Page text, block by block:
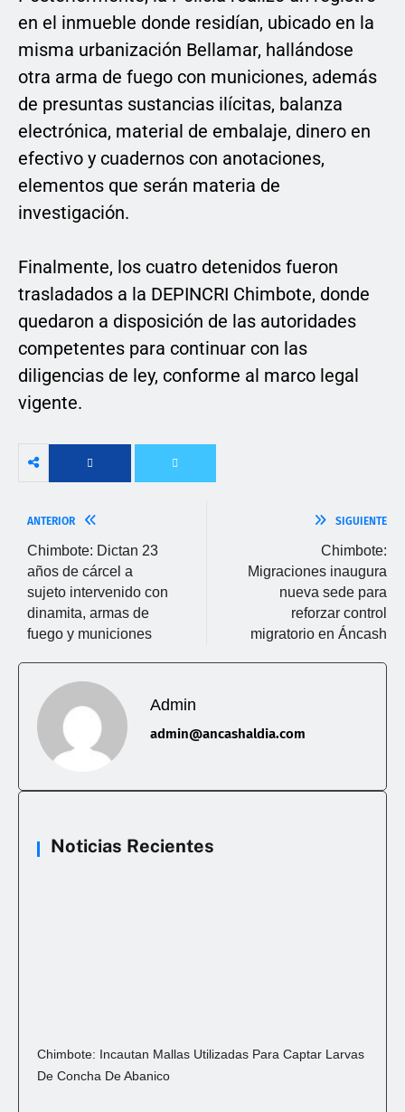
en el inmueble donde residían, ubicado en la
misma urbanización Bellamar, hallándose
otra arma de fuego con municiones, además
de presuntas sustancias ilícitas, balanza
electrónica, material de embalaje, dinero en
efectivo y cuadernos con anotaciones,
elementos que serán materia de
investigación.
Finalmente, los cuatro detenidos fueron
trasladados a la DEPINCRI Chimbote, donde
quedaron a disposición de las autoridades
competentes para continuar con las
diligencias de ley, conforme al marco legal
vigente.
ANTERIOR
Chimbote: Dictan 23
años de cárcel a
sujeto intervenido con
dinamita, armas de
fuego y municiones
SIGUIENTE
Chimbote:
Migraciones inaugura
nueva sede para
reforzar control
migratorio en Áncash
Admin
admin@ancashaldia.com
Noticias Recientes
Chimbote: Incautan Mallas Utilizadas Para Captar Larvas
De Concha De Abanico